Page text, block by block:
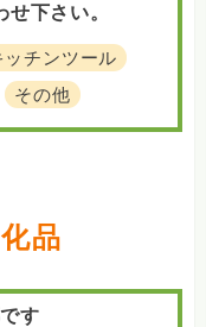
下さい。
ッチンツール
その他
品
す